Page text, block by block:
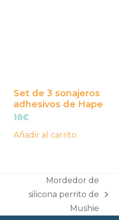
Set de 3 sonajeros
adhesivos de Hape
18€
Añadir al carrito
post:
Mordedor de
silicona perrito de
Mushie